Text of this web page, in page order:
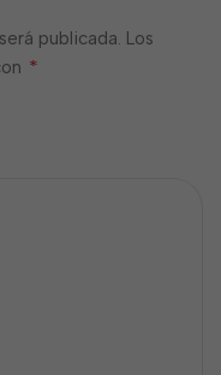
publicada. Los
*